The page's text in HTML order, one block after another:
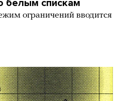
белым спискам
ограничений вводится